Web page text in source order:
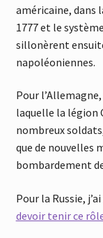
américaine, dans
1777 et le
sillonèrent
napoléoniennes.
Pour
laquelle la légion
nombreux
que de nouvelles
bombardement
Pour la Russie,
devoir tenir ce